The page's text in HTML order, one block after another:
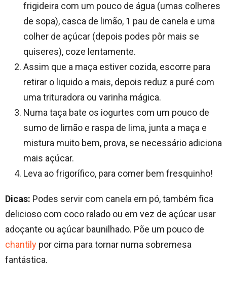
frigideira com um pouco de água (umas colheres
de sopa), casca de limão, 1 pau de canela e uma
colher de açúcar (depois podes pôr mais se
quiseres), coze lentamente.
Assim que a maça estiver cozida, escorre para
retirar o liquido a mais, depois reduz a puré com
uma trituradora ou varinha mágica.
Numa taça bate os iogurtes com um pouco de
sumo de limão e raspa de lima, junta a maça e
mistura muito bem, prova, se necessário adiciona
mais açúcar.
Leva ao frigorífico, para comer bem fresquinho!
Dicas: Podes servir com canela em pó, também fica
delicioso com coco ralado ou em vez de açúcar usar
adoçante ou açúcar baunilhado. Põe um pouco de
chantily por cima para tornar numa sobremesa
fantástica.